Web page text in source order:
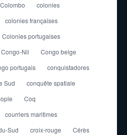
Colombo
colonies
colonies françaises
Colonies portugaises
Congo-Nil
Congo belge
portugais
conquistadores
Sud
conquête spatiale
Coq
courriers maritimes
Sud croix-rouge
Cérès